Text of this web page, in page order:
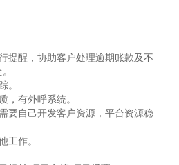
提醒，协助客户处理逾期账款及不
。
，有外呼系统。
要自己开发客户资源，平台资源稳
工作。